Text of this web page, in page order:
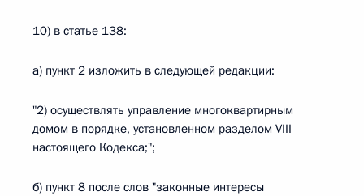
10) в статье 138:
а) пункт 2 изложить в следующей редакции:
"2) осуществлять управление многоквартирным
домом в порядке, установленном разделом VIII
настоящего Кодекса;";
б) пункт 8 после слов "законные интересы